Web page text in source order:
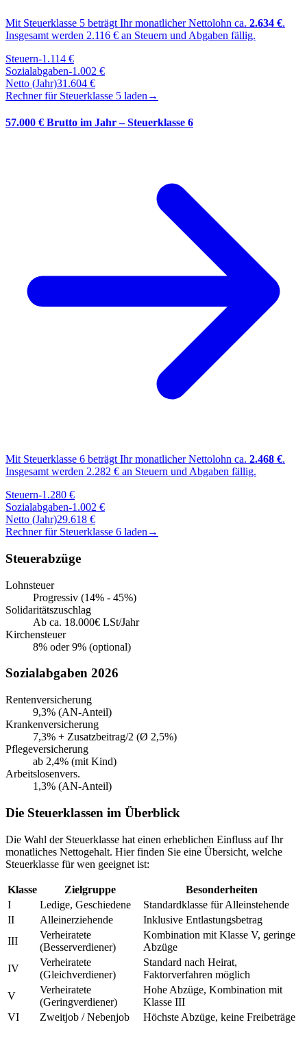
Mit Steuerklasse 5 beträgt Ihr monatlicher Nettolohn ca. 2.634 €.
Insgesamt werden 2.116 € an Steuern und Abgaben fällig.
Steuern-1.114 €
Sozialabgaben-1.002 €
Netto (Jahr)31.604 €
Rechner für Steuerklasse 5 laden →
57.000 € Brutto im Jahr – Steuerklasse 6
Mit Steuerklasse 6 beträgt Ihr monatlicher Nettolohn ca. 2.468 €.
Insgesamt werden 2.282 € an Steuern und Abgaben fällig.
Steuern-1.280 €
Sozialabgaben-1.002 €
Netto (Jahr)29.618 €
Rechner für Steuerklasse 6 laden →
Steuerabzüge
Lohnsteuer
Progressiv (14% - 45%)
Solidaritätszuschlag
Ab ca. 18.000€ LSt/Jahr
Kirchensteuer
8% oder 9% (optional)
Sozialabgaben 2026
Rentenversicherung
9,3% (AN-Anteil)
Krankenversicherung
7,3% + Zusatzbeitrag/2 (Ø 2,5%)
Pflegeversicherung
ab 2,4% (mit Kind)
Arbeitslosenvers.
1,3% (AN-Anteil)
Die Steuerklassen im Überblick
Die Wahl der Steuerklasse hat einen erheblichen Einfluss auf Ihr
monatliches Nettogehalt. Hier finden Sie eine Übersicht, welche
Steuerklasse für wen geeignet ist:
Klasse Zielgruppe
Besonderheiten
I
Ledige, Geschiedene
Standardklasse für Alleinstehende
II
Alleinerziehende
Inklusive Entlastungsbetrag
III
Verheiratete
(Besserverdiener)
Kombination mit Klasse V, geringe
Abzüge
IV
Verheiratete
(Gleichverdiener)
Standard nach Heirat,
Faktorverfahren möglich
V
Verheiratete
(Geringverdiener)
Hohe Abzüge, Kombination mit
Klasse III
VI
Zweitjob / Nebenjob Höchste Abzüge, keine Freibeträge